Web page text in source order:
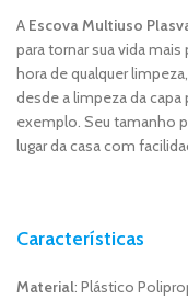
A Escova Multiuso
para tornar sua vida
hora de qualquer
desde a limpeza da
exemplo. Seu tamanho
lugar da casa com
Características
Material: Plástico